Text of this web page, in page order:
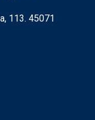
113. 45071